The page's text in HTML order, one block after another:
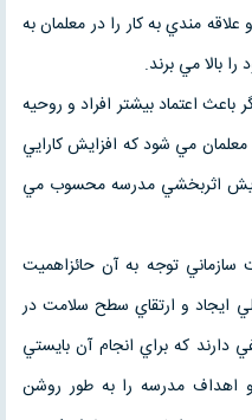
مندي به كار را در معلمان به
بالا مي برند.
باعث اعتماد بيشتر افراد و روحيه
معلمان مي شود كه افزايش كارايي
اثربخشي مدرسه محسوب مي
توجه به آن حائزاهميت
ايجاد و ارتقاي سطح سلامت در
كه براي انجام آن بايستي
اهداف مدرسه را به طور روشن